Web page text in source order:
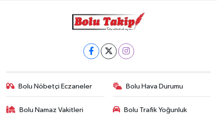
Bolu Nöbetçi Eczaneler Bolu Hava Durumu
Bolu Namaz Vakitleri
Bolu Trafik Yoğunluk